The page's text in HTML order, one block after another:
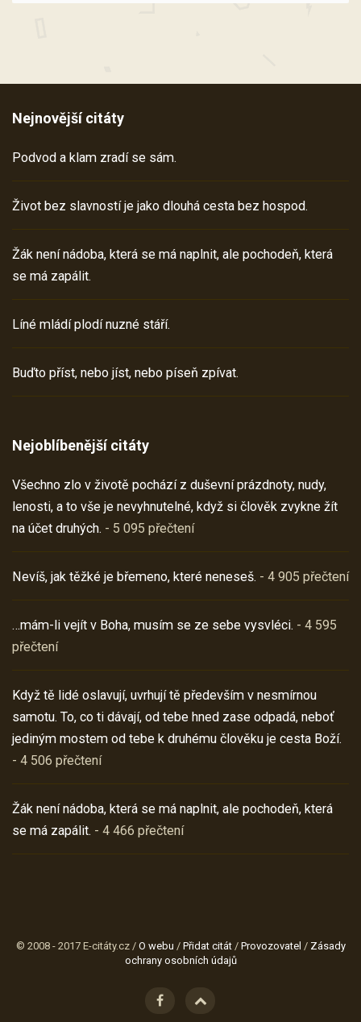
Nejnovější citáty
Podvod a klam zradí se sám.
Život bez slavností je jako dlouhá cesta bez hospod.
Žák není nádoba, která se má naplnit, ale pochodeň, která
se má zapálit.
Líné mládí plodí nuzné stáří.
Buďto příst, nebo jíst, nebo píseň zpívat.
Nejoblíbenější citáty
Všechno zlo v životě pochází z duševní prázdnoty, nudy,
lenosti, a to vše je nevyhnutelné, když si člověk zvykne žít
na účet druhých. - 5 095 přečtení
Nevíš, jak těžké je břemeno, které neneseš. - 4 905 přečtení
…mám-li vejít v Boha, musím se ze sebe vysvléci. - 4 595
přečtení
Když tě lidé oslavují, uvrhují tě především v nesmírnou
samotu. To, co ti dávají, od tebe hned zase odpadá, neboť
jediným mostem od tebe k druhému člověku je cesta Boží.
- 4 506 přečtení
Žák není nádoba, která se má naplnit, ale pochodeň, která
se má zapálit. - 4 466 přečtení
© 2008 - 2017 E-citáty.cz / O webu / Přidat citát/ Provozovatel / Zásady
ochrany osobních údajů